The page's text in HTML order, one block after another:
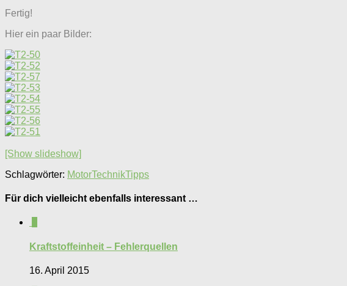
Fertig!
Hier ein paar Bilder:
[Show slideshow]
Schlagwörter: MotorTechnikTipps
Für dich vielleicht ebenfalls interessant …
Kraftstoffeinheit – Fehlerquellen
16. April 2015